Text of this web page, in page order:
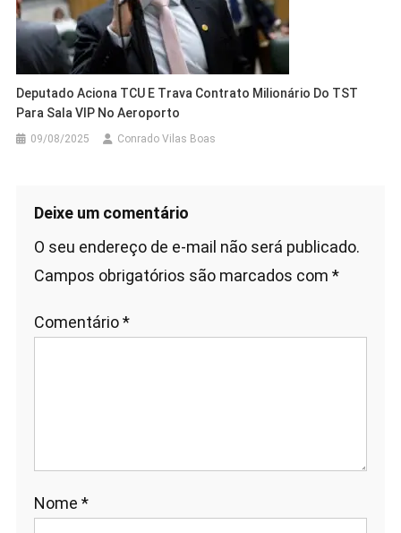
Deputado Aciona TCU E Trava Contrato Milionário Do TST
Para Sala VIP No Aeroporto
09/08/2025 Conrado Vilas Boas
Deixe um comentário
O seu endereço de e-mail não será publicado.
Campos obrigatórios são marcados com *
Comentário*
Nome *